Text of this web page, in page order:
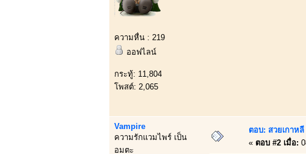
ความหื่น : 219
ออฟไลน์
กระทู้: 11,804
โพสต์: 2,065
Vampire
ความรักแวมไพร์ เป็น
อมตะ
ตอบ: สวยเกาห
« ตอบ #2 เมื่อ: